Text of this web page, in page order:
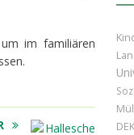
im familiären